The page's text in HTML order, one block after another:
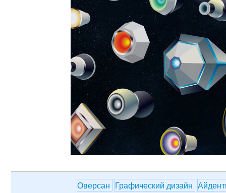
Оверсан Графический дизайн